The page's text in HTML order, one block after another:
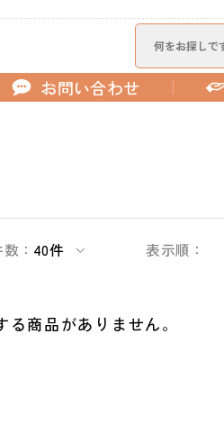
お問い合わせ
： 40件 表示順：
る商品がありません。